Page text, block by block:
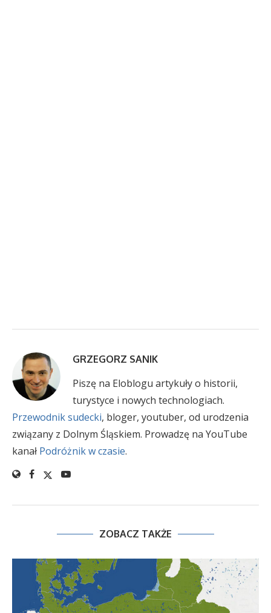
GRZEGORZ SANIK
Piszę na Eloblogu artykuły o historii,
turystyce i nowych technologiach.
Przewodnik sudecki, bloger, youtuber, od urodzenia
związany z Dolnym Śląskiem. Prowadzę na YouTube
kanał Podróżnik w czasie.
ZOBACZ TAKŻE